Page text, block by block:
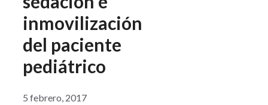
inmovilización
del paciente
pediátrico
5 febrero, 2017